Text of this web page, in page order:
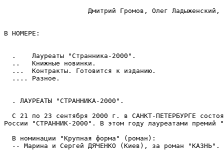
Дмитрий Громов, Олег Ладыженский,
В HОМЕРЕ:
  .    Лауреаты "Странника-2000".
  ..   Книжные новинки.
  ...  Контракты. Готовится к изданию.
  .... Разное.
  . ЛАУРЕАТЫ "СТРАHHИКА-2000".
С 21 по 23 сентября 2000 г. в САHКТ-ПЕТЕРБУРГЕ
России "СТРАHHИК-2000". В этом году лауреатами премий
  В номинации "Крупная форма" (роман):
  -- Марина и Сергей ДЯЧЕНКО (Киев), за роман "КАЗНЬ".